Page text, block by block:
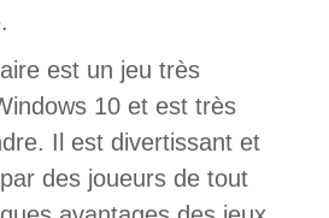
est un jeu très
10 et est très
Il est divertissant et
des joueurs de tout